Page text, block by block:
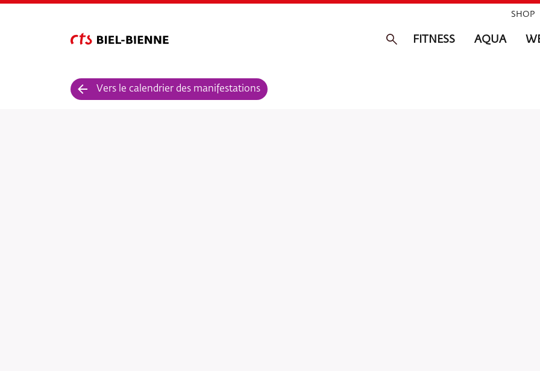
SHOP
FITNESS AQUA
Vers le calendrier des manifestations